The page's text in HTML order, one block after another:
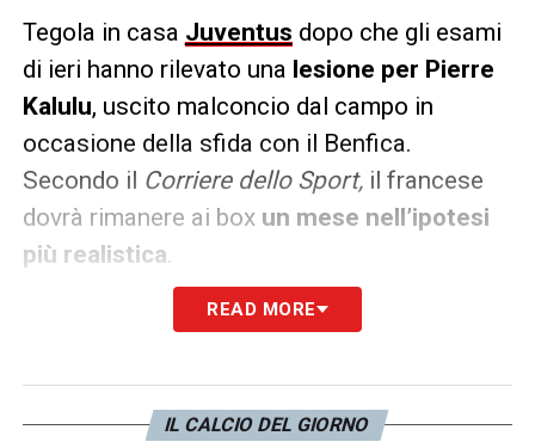
Tegola in casa Juventus dopo che gli esami
di ieri hanno rilevato una lesione per Pierre
Kalulu, uscito malconcio dal campo in
occasione della sfida con il Benfica.
Secondo il Corriere dello Sport,il francese
dovrà rimanere ai box un mese nell’ipotesi
più realistica.
In pratica l’ex Milan salterà tutto febbraio,
Como, Inter e Cagliari, oltre che nel doppio
playoff di Champions.Potrebbe tornare per
READ MORE
IL CALCIO DEL GIORNO